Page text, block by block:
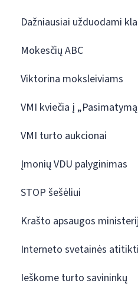
Dažniausiai užduodami
Mokesčių ABC
Viktorina moksleiviams
VMI kviečia į
VMI turto aukcionai
Įmonių VDU palyginimas
STOP šešėliui
Krašto apsaugos
Interneto svetainės
Ieškome turto savininkų